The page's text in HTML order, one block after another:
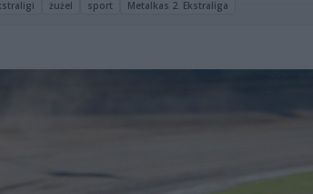
żużel sport Metalkas 2. Ekstraliga